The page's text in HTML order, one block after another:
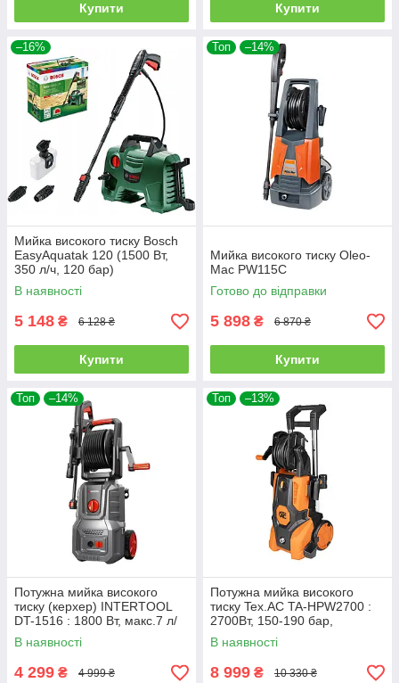
Купити Купити
–16%
Мийка високого тиску Bosch
EasyAquatak 120 (1500 Вт,
350 л/ч, 120 бар)
В наявності
5 148 ₴ 6 128 ₴
Купити
Топ –14%
Мийка високого тиску Oleo-
Mac PW115C
Готово до відправки
5 898 ₴ 6 870 ₴
Купити
Топ –14%
Потужна мийка високого
тиску (керхер) INTERTOOL
DT-1516 : 1800 Вт, макс.7 л/
хв, 100-140 бар
В наявності
4 299 ₴ 4 999 ₴
Топ –13%
Потужна мийка високого
тиску Tex.AC TA-HPW2700 :
2700Вт, 150-190 бар,
мінімийка для авто
В наявності
8 999 ₴ 10 330 ₴